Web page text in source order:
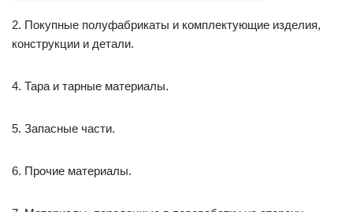
2. Покупные полуфабрикаты и комплектующие изделия,
конструкции и детали.
4. Тара и тарные материалы.
5. Запасные части.
6. Прочие материалы.